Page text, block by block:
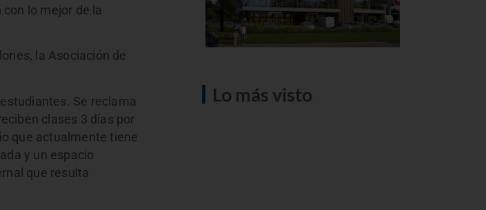
lo mejor de la
la Asociación de
Se reclama
clases 3 días por
que actualmente tiene
y un espacio
que resulta
Lo más visto